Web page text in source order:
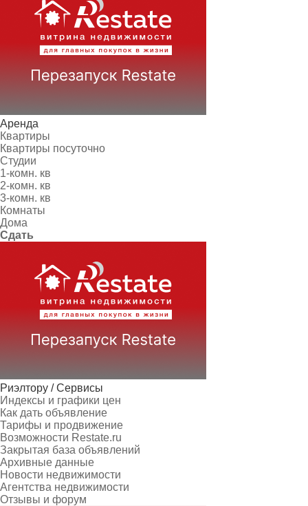
Аренда
Квартиры
Квартиры посуточно
Студии
1-комн. кв
2-комн. кв
3-комн. кв
Комнаты
Дома
Сдать
Риэлтору / Сервисы
Индексы и графики цен
Как дать объявление
Тарифы и продвижение
Возможности Restate.ru
Закрытая база объявлений
Архивные данные
Новости недвижимости
Агентства недвижимости
Отзывы и форум